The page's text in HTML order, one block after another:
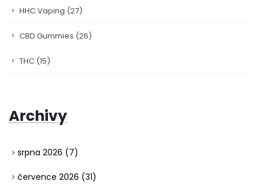
HHC Vaping (27)
CBD Gummies (26)
THC (15)
Archivy
srpna 2026 (7)
července 2026 (31)